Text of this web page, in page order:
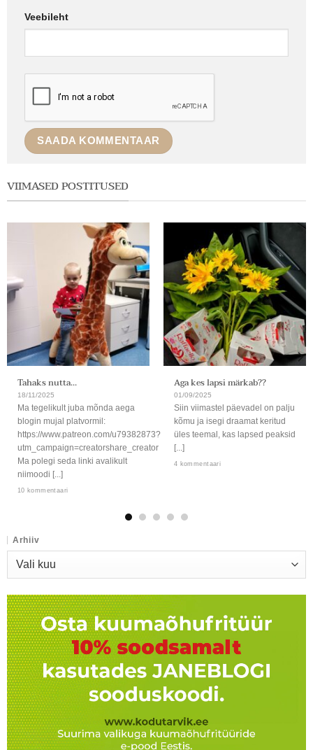
Veebileht
VIIMASED POSTITUSED
Tahaks nutta…
18/11/2025
Ma tegelikult juba mõnda aega
blogin mujal platvormil:
https://www.patreon.com/u79382873?
utm_campaign=creatorshare_creator
Ma polegi seda linki avalikult
niimoodi [...]
10 kommentaari
Aga kes lapsi märkab??
01/09/2025
Siin viimastel päevadel on palju
kõmu ja isegi draamat keritud
üles teemal, kas lapsed peaksid
[...]
4 kommentaari
Arhiiv
Arhiiv